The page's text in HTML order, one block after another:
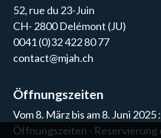
52, rue du 23-Juin
CH- 2800 Delémont (JU)
0041 (0)32 422 80 77
contact@mjah.ch
Öffnungszeiten
Vom 8. März bis am 8. Juni 2025 :
Öffnungszeiten - Reservierung